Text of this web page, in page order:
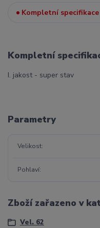
Kompletní specifikace
Kompletní
I. jakost - super stav
Parametry
Velikost
Pohlaví
Zboží zařazeno v
Vel. 62